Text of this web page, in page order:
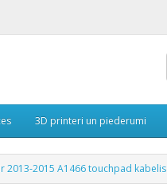
3D printeri un piederumi
2013-2015 A1466 touchpad kabelis